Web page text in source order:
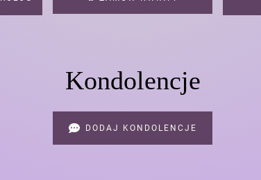
Kondolencje
DODAJ KONDOLENCJE